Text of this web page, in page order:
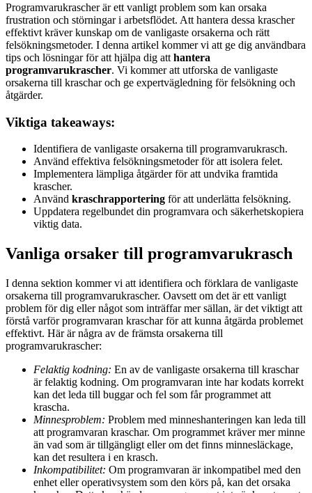
Programvarukrascher är ett vanligt problem som kan orsaka
frustration och störningar i arbetsflödet. Att hantera dessa krascher
effektivt kräver kunskap om de vanligaste orsakerna och rätt
felsökningsmetoder. I denna artikel kommer vi att ge dig användbara
tips och lösningar för att hjälpa dig att hantera
programvarukrascher. Vi kommer att utforska de vanligaste
orsakerna till kraschar och ge expertvägledning för felsökning och
åtgärder.
Viktiga takeaways:
Identifiera de vanligaste orsakerna till programvarukrasch.
Använd effektiva felsökningsmetoder för att isolera felet.
Implementera lämpliga åtgärder för att undvika framtida
krascher.
Använd kraschrapportering för att underlätta felsökning.
Uppdatera regelbundet din programvara och säkerhetskopiera
viktig data.
Vanliga orsaker till programvarukrasch
I denna sektion kommer vi att identifiera och förklara de vanligaste
orsakerna till programvarukrascher. Oavsett om det är ett vanligt
problem för dig eller något som inträffar mer sällan, är det viktigt att
förstå varför programvaran kraschar för att kunna åtgärda problemet
effektivt. Här är några av de främsta orsakerna till
programvarukrascher:
Felaktig kodning: En av de vanligaste orsakerna till kraschar
är felaktig kodning. Om programvaran inte har kodats korrekt
kan det leda till buggar och fel som får programmet att
krascha.
Minnesproblem: Problem med minneshanteringen kan leda till
att programvaran kraschar. Om programmet kräver mer minne
än vad som är tillgängligt eller om det finns minnesläckage,
kan det resultera i en krasch.
Inkompatibilitet: Om programvaran är inkompatibel med den
enhet eller operativsystem som den körs på, kan det orsaka